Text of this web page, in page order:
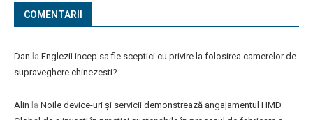
COMENTARII
Dan la Englezii incep sa fie sceptici cu privire la folosirea camerelor de
supraveghere chinezesti?
Alin la Noile device-uri și servicii demonstrează angajamentul HMD